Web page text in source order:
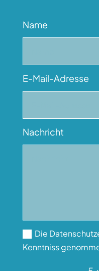
Name
E-Mail-Adresse
Nachricht
Die
Kenntniss